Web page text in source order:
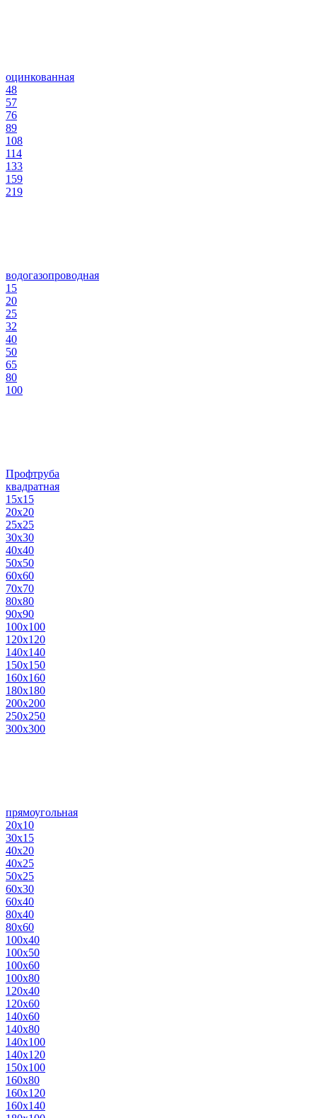
оцинкованная
48
57
76
89
108
114
133
159
219
водогазопроводная
15
20
25
32
40
50
65
80
100
Профтруба
квадратная
15х15
20х20
25х25
30х30
40х40
50х50
60х60
70х70
80х80
90х90
100х100
120х120
140х140
150х150
160х160
180х180
200х200
250х250
300х300
прямоугольная
20х10
30х15
40х20
40х25
50х25
60х30
60х40
80х40
80х60
100х40
100х50
100х60
100х80
120х40
120х60
140х60
140х80
140х100
140х120
150х100
160х80
160х120
160х140